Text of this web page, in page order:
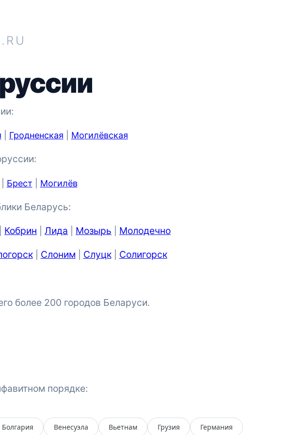
.RU
Гродненская Могилёвская
Брест Могилёв
Беларусь:
Кобрин Лида Мозырь Молодечно
| Слоним Слуцк| Солигорск
более 200 городов Беларуси.
порядке:
Болгария Венесуэла Вьетнам Грузия Германия